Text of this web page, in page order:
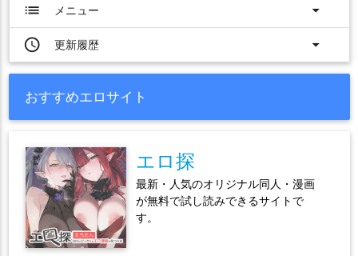
list
メニュー
arrow_drop_down
access_time
更新履歴 arrow_drop_down
おすすめエロサイト
エロ探
最新・人気のオリジナル同人・漫画
が無料で試し読みできるサイトで
す。